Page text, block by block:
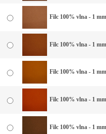
Filc 100% vlna - 1
Filc 100% vlna - 1
Filc 100% vlna - 1
Filc 100% vlna - 1
Filc 100% vlna - 1